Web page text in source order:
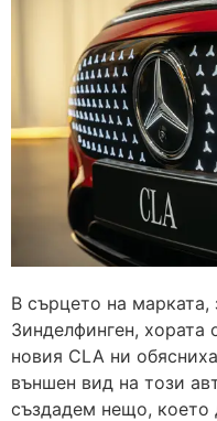
В сърцето на марката,
Зинделфинген, хората
новия CLA ни
външен вид на този
създадем нещо, което